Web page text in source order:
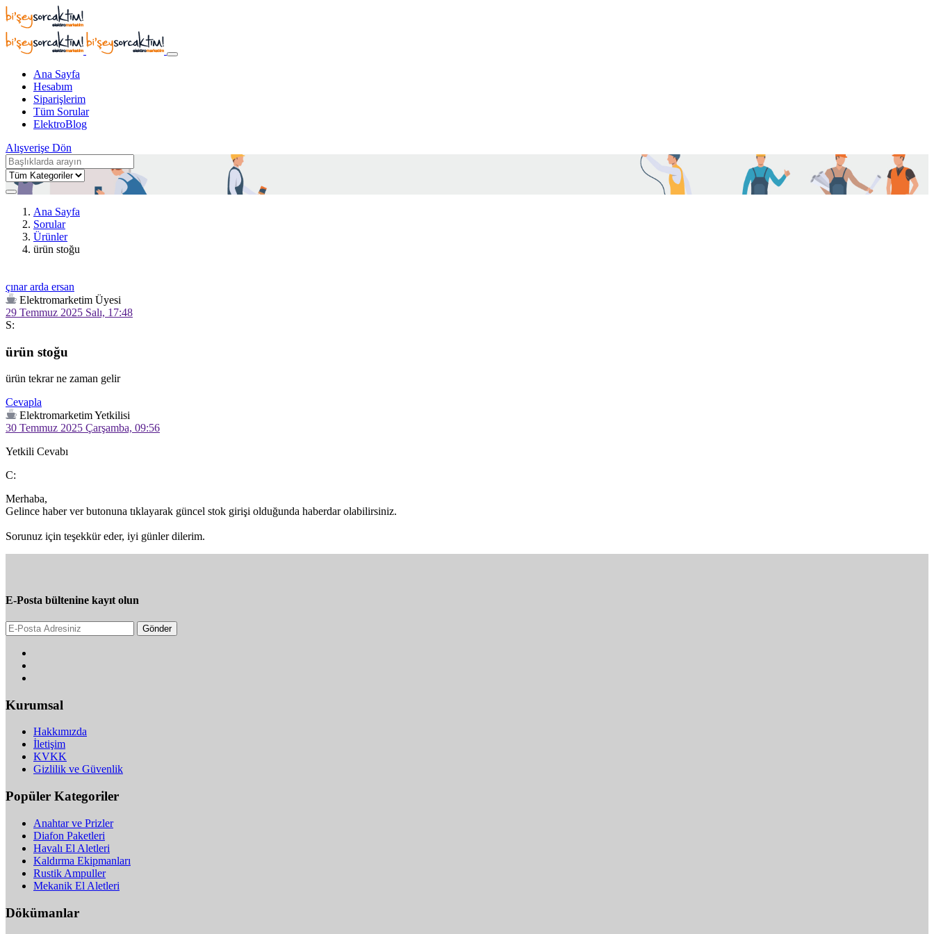
Ana Sayfa
Hesabım
Siparişlerim
Tüm Sorular
ElektroBlog
Alışverişe Dön
Ana Sayfa
Sorular
Ürünler
ürün stoğu
çınar arda ersan
Elektromarketim Üyesi
29 Temmuz 2025 Salı, 17:48
S:
ürün stoğu
ürün tekrar ne zaman gelir
Cevapla
Elektromarketim Yetkilisi
30 Temmuz 2025 Çarşamba, 09:56
Yetkili Cevabı
C:
Merhaba,
Gelince haber ver butonuna tıklayarak güncel stok girişi olduğunda haberdar olabilirsiniz.
Sorunuz için teşekkür eder, iyi günler dilerim.
E-Posta bültenine kayıt olun
Gönder
Kurumsal
Hakkımızda
İletişim
KVKK
Gizlilik ve Güvenlik
Popüler Kategoriler
Anahtar ve Prizler
Diafon Paketleri
Havalı El Aletleri
Kaldırma Ekipmanları
Rustik Ampuller
Mekanik El Aletleri
Dökümanlar